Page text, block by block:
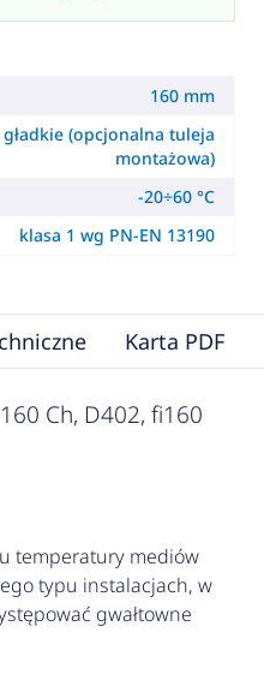
160 mm
gładkie (opcjonalna tuleja
montażowa)
-20÷60 °C
klasa 1 wg PN-EN 13190
Karta PDF
Ch, D402, fi160
temperatury mediów
typu instalacjach, w
gwałtowne